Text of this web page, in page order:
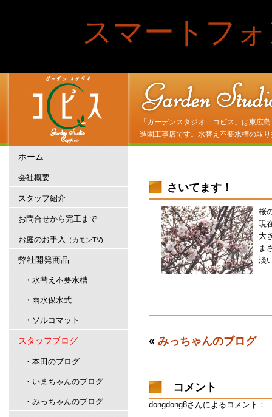
スマートフ
「ガーデンスタジオ コピス」は東広
造園工事店です。水替え不要水槽の取
さいてます！
桜
現
大
ま
淡
« みっちゃんのブログ
コメント
dongdong8さんによるコメント：
ホーム
会社概要
スタッフ紹介
お問合せから完工まで
お庭のお手入 （カモンTV)
弊社開発商品
・水替え不要水槽
・雨水保水式
・ソルコマット
スタッフブログ
・本田のブログ
・いまちゃんのブログ
・みっちゃんのブログ